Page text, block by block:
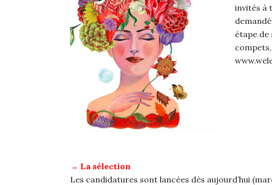
invités à
étape
→ La sélection
Les candidatures sont lancées dès aujourd’hui